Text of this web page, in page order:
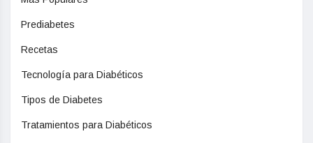
Prediabetes
Recetas
Tecnología para Diabéticos
Tipos de Diabetes
Tratamientos para Diabéticos